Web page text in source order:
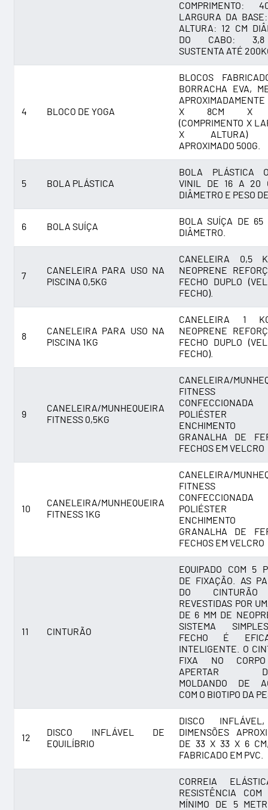
COMPRIMENTO:
LARGURA DA
ALTURA: 12 CM
DO CABO:
SUSTENTA ATÉ
4 BLOCO DE YOGA
BLOCOS
BORRACHA EVA,
X 8CM X
(COMPRIMENTO X
X ALTURA)
APROXIMADO 500G.
5 BOLA PLÁSTICA
BOLA PLÁSTICA
VINIL DE 16 A 20
DIÂMETRO E PESO
6 BOLA SUÍÇA
BOLA SUÍÇA DE 65
DIÂMETRO.
7
CANELEIRA PARA USO NA
PISCINA 0,5KG
CANELEIRA 0,5
NEOPRENE
FECHO DUPLO
FECHO).
8
CANELEIRA PARA USO NA
PISCINA 1KG
CANELEIRA 1
NEOPRENE
FECHO DUPLO
FECHO).
9
CANELEIRA/MUNHEQUEIRA
FITNESS 0,5KG
CANELEIRA/
FITNESS
POLIÉSTER
GRANALHA DE
FECHOS EM VELCRO
10
CANELEIRA/MUNHEQUEIRA
FITNESS 1KG
CANELEIRA/
FITNESS
POLIÉSTER
GRANALHA DE
FECHOS EM VELCRO
11 CINTURÃO
EQUIPADO COM 5
DE FIXAÇÃO. AS
DO
REVESTIDAS POR
DE 6 MM DE
SISTEMA
FECHO É
INTELIGENTE. O
FIXA NO
APERTAR
MOLDANDO DE
COM O BIOTIPO DA
12
DISCO INFLÁVEL DE
EQUILÍBRIO
DISCO
DIMENSÕES
DE 33 X 33 X 6
FABRICADO EM PVC.
CORREIA
RESISTÊNCIA COM
MÍNIMO DE 5